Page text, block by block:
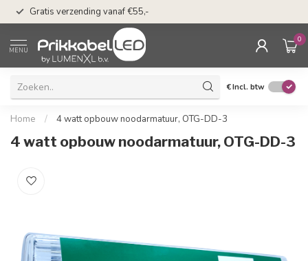
Gratis verzending vanaf €55,-
MENU
0
€Incl. btw
Home / 4 watt opbouw noodarmatuur, OTG-DD-3
4 watt opbouw noodarmatuur, OTG-DD-3